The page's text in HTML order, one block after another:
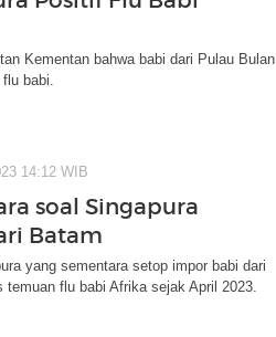
Kementan bahwa babi dari Pulau Bulan
babi.
14:12 WIB
soal Singapura
Batam
yang sementara setop impor babi dari
flu babi Afrika sejak April 2023.